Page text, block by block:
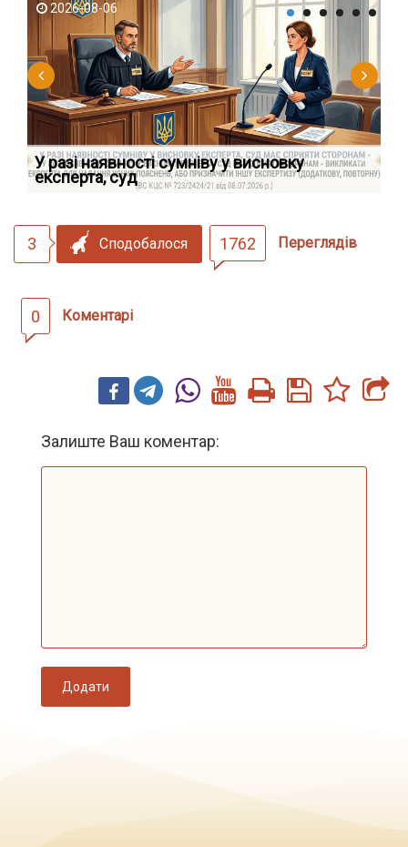
2026-08-06
У разі наявності сумніву у висновку
експерта, суд
3 Сподобалося 1762 Переглядів
0 Коментарі
Залиште Ваш коментар:
Додати